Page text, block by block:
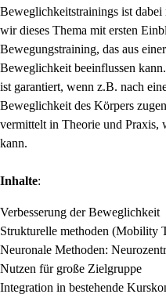
Beweglichkeitstrainings ist
wir dieses Thema mit ersten
Bewegungstraining, das aus
Beweglichkeit beeinflussen
ist garantiert, wenn z.B. nach
Beweglichkeit des Körpers
vermittelt in Theorie und
kann.
Inhalte:
Verbesserung der Beweglichkeit
Strukturelle methoden (Mobility
Neuronale Methoden:
Nutzen für große Zielgruppe
Integration in bestehende